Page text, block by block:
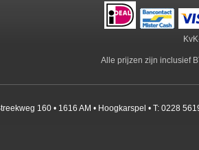
Alle prijzen zijn inclusief
160 • 1616 AM • Hoogkarspel • T: 0228